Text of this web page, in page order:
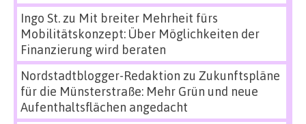
Ingo St.zu Mit breiter Mehrheit fürs
Mobilitätskonzept: Über Möglichkeiten der
Finanzierung wird beraten
Nordstadtblogger-Redaktion zu Zukunftspläne
für die Münsterstraße: Mehr Grün und neue
Aufenthaltsflächen angedacht